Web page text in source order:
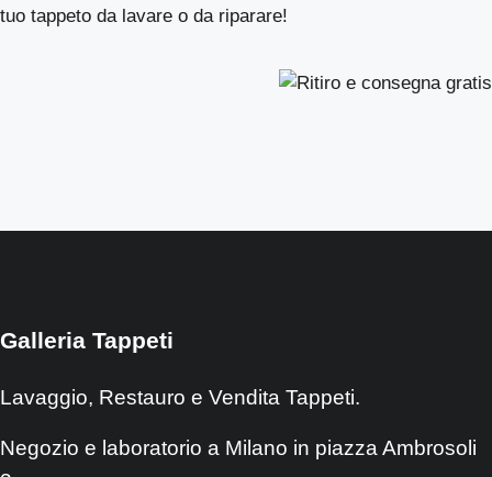
tuo tappeto da lavare o da riparare!
Galleria Tappeti
Lavaggio, Restauro e Vendita Tappeti.
Negozio e laboratorio a Milano in piazza Ambrosoli